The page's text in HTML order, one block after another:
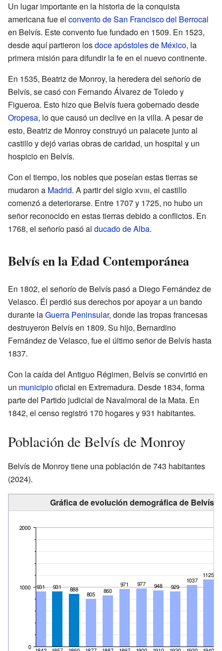
Un lugar importante en la historia de la conquista
americana fue el convento de San Francisco del Berrocal
en Belvís. Este convento fue fundado en 1509. En 1523,
desde aquí partieron losdoce apóstoles de México, la
primera misión para difundir la fe en el nuevo continente.
En 1535, Beatriz de Monroy, la heredera del señorío de
Belvís, se casó con Fernando Álvarez de Toledo y
Figueroa. Esto hizo que Belvís fuera gobernado desde
Oropesa, lo que causó un declive en la villa. A pesar de
esto, Beatriz de Monroy construyó un palacete junto al
castillo y dejó varias obras de caridad, un hospital y un
hospicio en Belvís.
Con el tiempo, los nobles que poseían estas tierras se
mudaron a Madrid. A partir del sigloxviii, el castillo
comenzó a deteriorarse. Entre 1707 y 1725, no hubo un
señor reconocido en estas tierras debido a conflictos. En
1768, el señorío pasó al ducado de Alba.
Belvís en la Edad Contemporánea
En 1802, el señorío de Belvís pasó a Diego Fernández de
Velasco. Él perdió sus derechos por apoyar a un bando
durante laGuerra Peninsular, donde las tropas francesas
destruyeron Belvís en 1809. Su hijo, Bernardino
Fernández de Velasco, fue el último señor de Belvís hasta
1837.
Con la caída del Antiguo Régimen, Belvís se convirtió en
un municipiooficial en Extremadura. Desde 1834, forma
parte del Partido judicial de Navalmoral de la Mata. En
1842, el censo registró 170 hogares y 931 habitantes.
Población de Belvís de Monroy
Belvís de Monroy tiene una población de 743 habitantes
(2024).
Gráfica de evolución demográfica de Belvís